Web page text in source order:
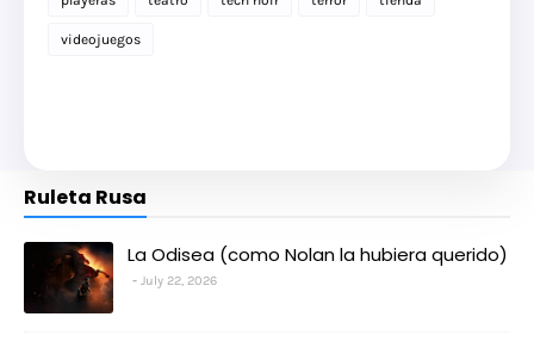
videojuegos
Ruleta Rusa
La Odisea (como Nolan la hubiera querido)
July 22, 2026